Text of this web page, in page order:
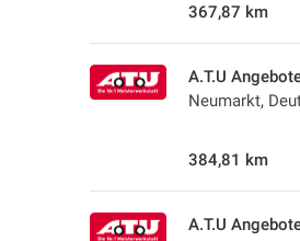
367,87 km
A.T.U
Neumarkt,
384,81 km
A.T.U